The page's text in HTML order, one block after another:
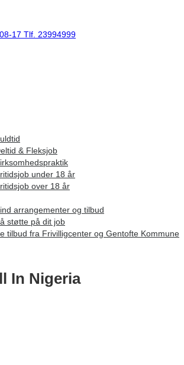
17 Tlf. 23994999
& Fleksjob
under 18 år
over 18 år
arrangementer og tilbud
støtte på dit job
tilbud fra Frivilligcenter og Gentofte Kommune
In Nigeria